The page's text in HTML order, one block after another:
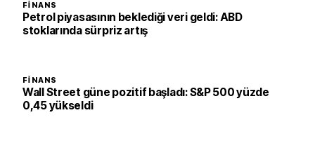
FINANS
Petrol piyasasının beklediği veri geldi: ABD
stoklarında sürpriz artış
FINANS
Wall Street güne pozitif başladı: S&P 500 yüzde
0,45 yükseldi